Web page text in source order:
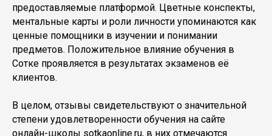
предоставляемые платформой. Цветные конспекты,
ментальные карты и роли личности упоминаются как
ценные помощники в изучении и понимании
предметов. Положительное влияние обучения в
Сотке проявляется в результатах экзаменов её
клиентов.
В целом, отзывы свидетельствуют о значительной
степени удовлетворенности обучения на сайте
онлайн-школы sotkaonline.ru, в них отмечаются